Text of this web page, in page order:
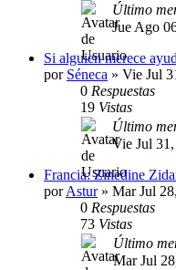
Último
Jue Ago
Si alguien merece
por Séneca » Vie Jul
0 Respuestas
19 Vistas
Último
Vie Jul
Francia: Zinedine
porAstur» Mar Jul
0 Respuestas
73 Vistas
Último
Mar Jul